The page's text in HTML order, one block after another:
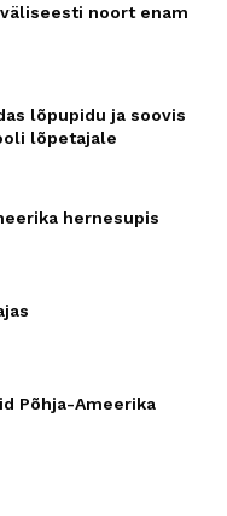
noort enam
lõpupidu ja soovis
lõpetajale
hernesupis
Põhja-Ameerika